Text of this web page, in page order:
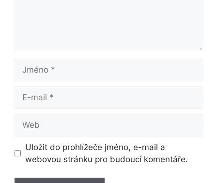
Jméno
mail
Uložit do prohlížeče jméno, e-mail a
webovou stránku pro budoucí komentáře.